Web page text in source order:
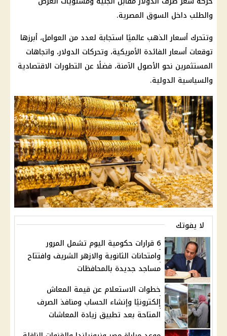
والطلب داخل السوق المصرية.
وتتحرك أسعار الذهب عالميًا استجابة لعدد من العوامل، أبرزها
توقعات أسعار الفائدة الأمريكية، وتحركات الدولار، واتجاهات
المستثمرين نحو الأصول الآمنة، فضلًا عن التطورات الاقتصادية
والسياسية الدولية.
لا يفوتك
6 قرارات حكومية اليوم تشمل المرور
وامتحانات الثانوية والازهر الشريف وافتتاح
مساجد جديدة بالمحافظات
خطوات الاستعلام عن قيمة المعاش
إلكترونيًا وإنشاء الحساب ومنافذ الصرف
المتاحة بعد تطبيق زيادة المعاشات